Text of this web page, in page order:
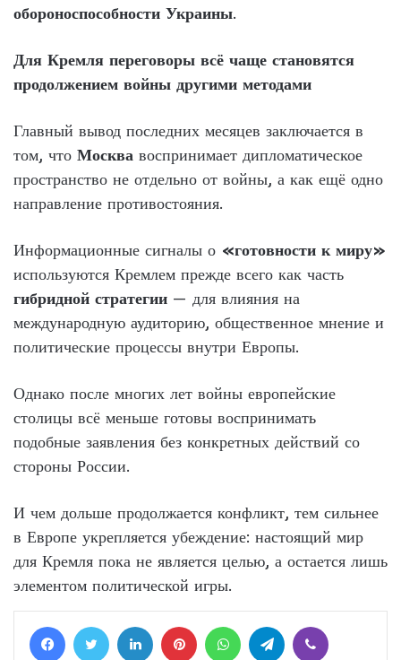
обороноспособности Украины.
Для Кремля переговоры всё чаще становятся
продолжением войны другими методами
Главный вывод последних месяцев заключается в
том, что Москва воспринимает дипломатическое
пространство не отдельно от войны, а как ещё одно
направление противостояния.
Информационные сигналы о «готовности к миру»
используются Кремлем прежде всего как часть
гибридной стратегии — для влияния на
международную аудиторию, общественное мнение и
политические процессы внутри Европы.
Однако после многих лет войны европейские
столицы всё меньше готовы воспринимать
подобные заявления без конкретных действий со
стороны России.
И чем дольше продолжается конфликт, тем сильнее
в Европе укрепляется убеждение: настоящий мир
для Кремля пока не является целью, а остается лишь
элементом политической игры.
FacebookTwitter LinkedIn Pinterest WhatsAppTelegram